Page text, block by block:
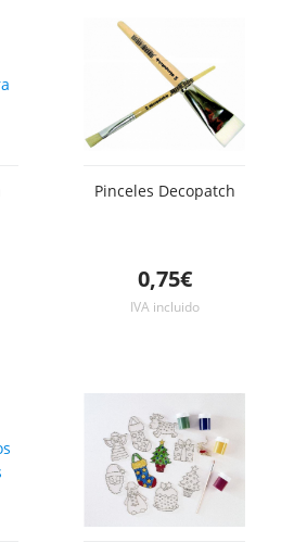
Pinceles Decopatch
0,75€
IVA incluido